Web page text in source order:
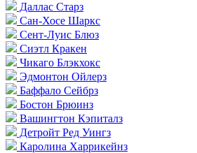
Даллас Старз
Сан-Хосе Шаркс
Сент-Луис Блюз
Сиэтл Кракен
Чикаго Блэкхокс
Эдмонтон Ойлерз
Баффало Сейбрз
Бостон Брюинз
Вашингтон Кэпиталз
Детройт Ред Уингз
Каролина Харрикейнз